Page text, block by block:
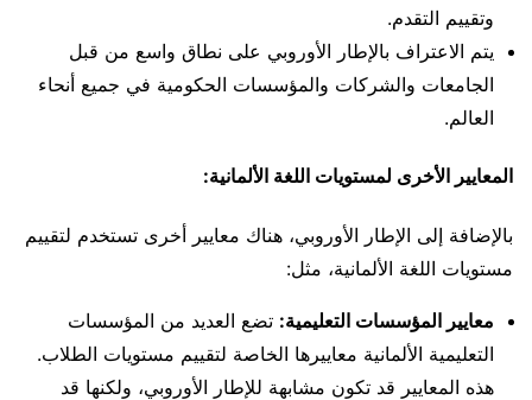
وتقييم التقدم.
يتم الاعتراف بالإطار الأوروبي على نطاق واسع من قبل
الجامعات والشركات والمؤسسات الحكومية في جميع أنحاء
العالم.
المعايير الأخرى لمستويات اللغة الألمانية:
بالإضافة إلى الإطار الأوروبي، هناك معايير أخرى تستخدم لتقييم
مستويات اللغة الألمانية، مثل:
معايير المؤسسات التعليمية: تضع العديد من المؤسسات
التعليمية الألمانية معاييرها الخاصة لتقييم مستويات الطلاب.
هذه المعايير قد تكون مشابهة للإطار الأوروبي، ولكنها قد